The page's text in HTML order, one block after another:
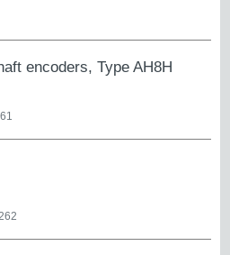
encoders, Type AH8H